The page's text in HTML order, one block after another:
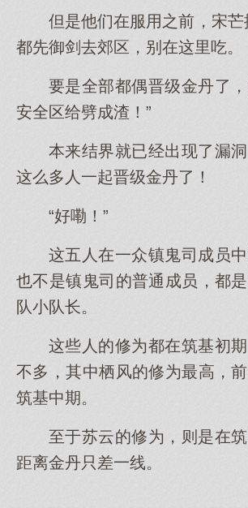
但是他们在服用之前，宋芒
都先御剑去郊区，别在这里吃。
要是全部都偶晋级金丹了
安全区给劈成渣！”
本来结界就已经出现了漏
这么多人一起晋级金丹了！
“好嘞！”
这五人在一众镇鬼司成员
也不是镇鬼司的普通成员，都
队小队长。
这些人的修为都在筑基初
不多，其中栖风的修为最高，
筑基中期。
至于苏云的修为，则是在
距离金丹只差一线。